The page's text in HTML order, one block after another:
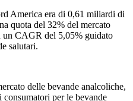
America era di 0,61 miliardi di
quota del 32% del mercato
un CAGR del 5,05% guidato
salutari.
delle bevande analcoliche,
consumatori per le bevande